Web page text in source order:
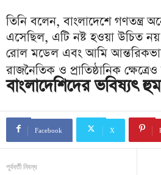
তিনি বলেন, বাংলাদেশে গণতন্ত্র
এসেছিল, এটি নষ্ট হওয়া উচিত
রোল মডেল এবং আমি
রাজনৈতিক ও প্রাতিষ্ঠানিক
বাংলাদেশিদের ভবিষ্যৎ
Facebook X
পূর্ববর্তী নিবন্ধ